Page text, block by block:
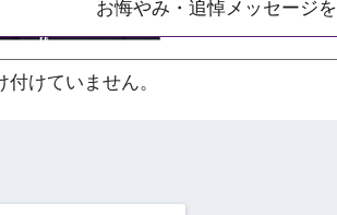
お悔やみ・追悼メッセージを
けていません。